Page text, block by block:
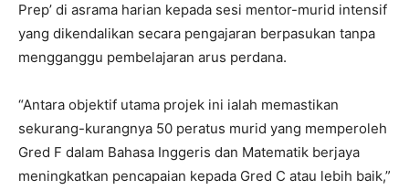
Prep’ di asrama harian kepada sesi mentor-murid intensif
yang dikendalikan secara pengajaran berpasukan tanpa
mengganggu pembelajaran arus perdana.
“Antara objektif utama projek ini ialah memastikan
sekurang-kurangnya 50 peratus murid yang memperoleh
Gred F dalam Bahasa Inggeris dan Matematik berjaya
meningkatkan pencapaian kepada Gred C atau lebih baik,”